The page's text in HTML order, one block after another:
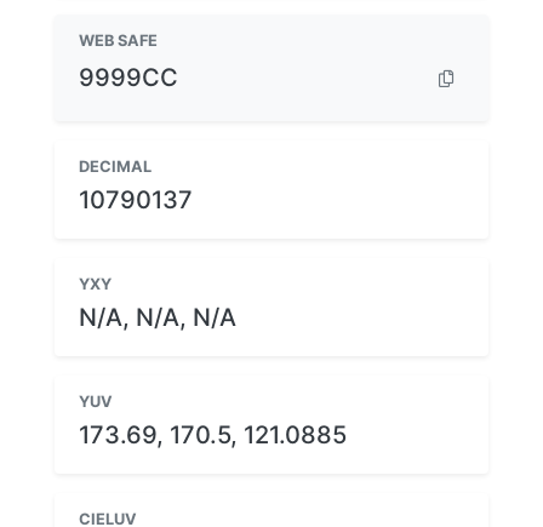
WEB SAFE
9999CC
DECIMAL
10790137
YXY
N/A, N/A, N/A
YUV
173.69, 170.5, 121.0885
CIELUV